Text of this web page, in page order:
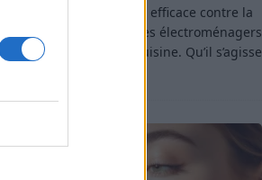
blanc et four : est-ce efficace contre la
? Le four fait partie des électroménagers
sollicités dans une cuisine. Qu’il s’agisse